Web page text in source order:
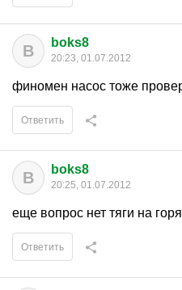
B boks8
20:23, 01.07.2012
финомен насос тоже
Ответить
B boks8
20:25, 01.07.2012
еще вопрос нет тяги на
Ответить